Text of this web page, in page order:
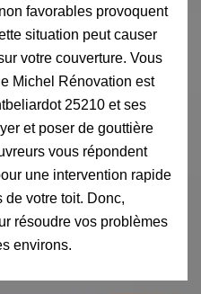
favorables provoquent
situation peut causer
votre couverture. Vous
Michel Rénovation est
25210 et ses
et poser de gouttière
vous répondent
une intervention rapide
de votre toit. Donc,
résoudre vos problèmes
environs.